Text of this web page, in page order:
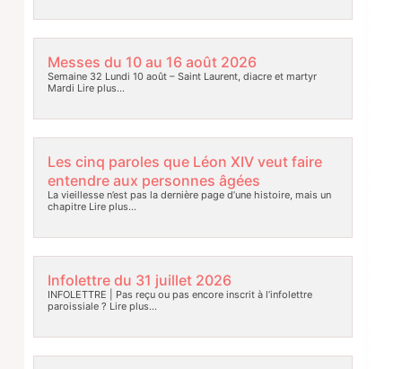
Messes du 10 au 16 août 2026
Semaine 32 Lundi 10 août – Saint Laurent, diacre et martyr
Mardi Lire plus…
Les cinq paroles que Léon XIV veut faire
entendre aux personnes âgées
La vieillesse n’est pas la dernière page d’une histoire, mais un
chapitreLire plus…
Infolettre du 31 juillet 2026
INFOLETTRE | Pas reçu ou pas encore inscrit à l’infolettre
paroissiale ? Lire plus…